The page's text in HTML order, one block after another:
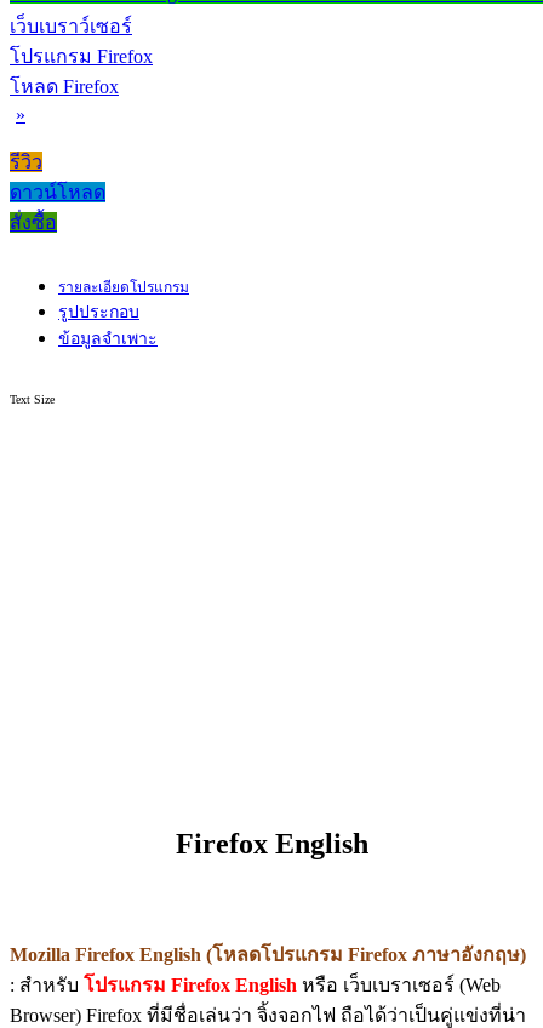
เว็บเบราว์เซอร์
โปรแกรม Firefox
โหลด Firefox
»
รีวิว
ดาวน์โหลด
สั่งซื้อ
รายละเอียดโปรแกรม
รูปประกอบ
ข้อมูลจำเพาะ
Text Size
Firefox English
Mozilla Firefox English (โหลดโปรแกรม Firefox ภาษาอังกฤษ)
: สำหรับ โปรแกรม Firefox English หรือ เว็บเบราเซอร์ (Web
Browser) Firefox ที่มีชื่อเล่นว่า จิ้งจอกไฟ ถือได้ว่าเป็นคู่แข่งที่น่า